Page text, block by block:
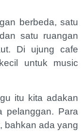
berbeda, satu
satu ruangan
Di ujung cafe
untuk music
itu kita adakan
pelanggan. Para
bahkan ada yang